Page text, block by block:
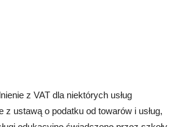
z VAT dla niektórych usług
z ustawą o podatku od towarów i usług,